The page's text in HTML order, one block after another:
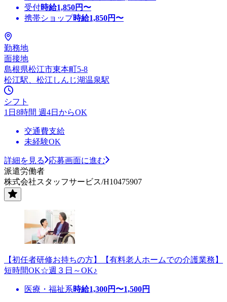
受付時給1,850円〜
携帯ショップ時給1,850円〜
勤務地
面接地
島根県松江市東本町5-8
松江駅、松江しんじ湖温泉駅
シフト
1日8時間 週4日からOK
交通費支給
未経験OK
詳細を見る
応募画面に進む
派遣労働者
株式会社スタッフサービス/H10475907
【初任者研修お持ちの方】【有料老人ホームでの介護業務】
短時間OK☆週３日～OK♪
医療・福祉系時給1,300円〜1,500円